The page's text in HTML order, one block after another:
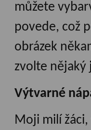
můžete
povede, což
obrázek
zvolte nějaký
Výtvarné
Moji milí